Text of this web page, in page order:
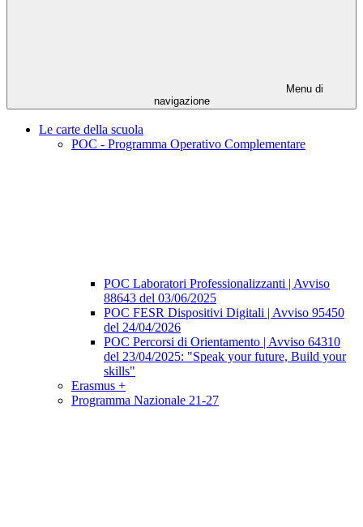
Menu di
navigazione
Le carte della scuola
POC - Programma Operativo Complementare
POC Laboratori Professionalizzanti | Avviso
88643 del 03/06/2025
POC FESR Dispositivi Digitali | Avviso 95450
del 24/04/2026
POC Percorsi di Orientamento | Avviso 64310
del 23/04/2025: "Speak your future, Build your
skills"
Erasmus +
Programma Nazionale 21-27